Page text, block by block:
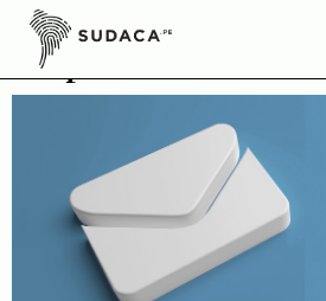
Skip
contentDiphasac